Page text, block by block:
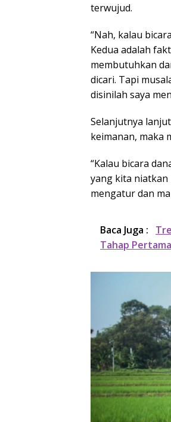
terwujud.
“Nah, kalau
Kedua adalah
membutuhkan
dicari. Tapi
disinilah saya
Selanjutnya
keimanan, maka
“Kalau bicara
yang kita niatkan
mengatur dan
Baca Juga :
Tahap